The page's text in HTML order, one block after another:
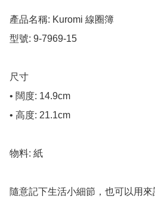
產品名稱: Kuromi 線圈簿
型號: 9-7969-15
尺寸
• 闊度: 14.9cm
• 高度: 21.1cm
物料: 紙
隨意記下生活小細節，也可以用來